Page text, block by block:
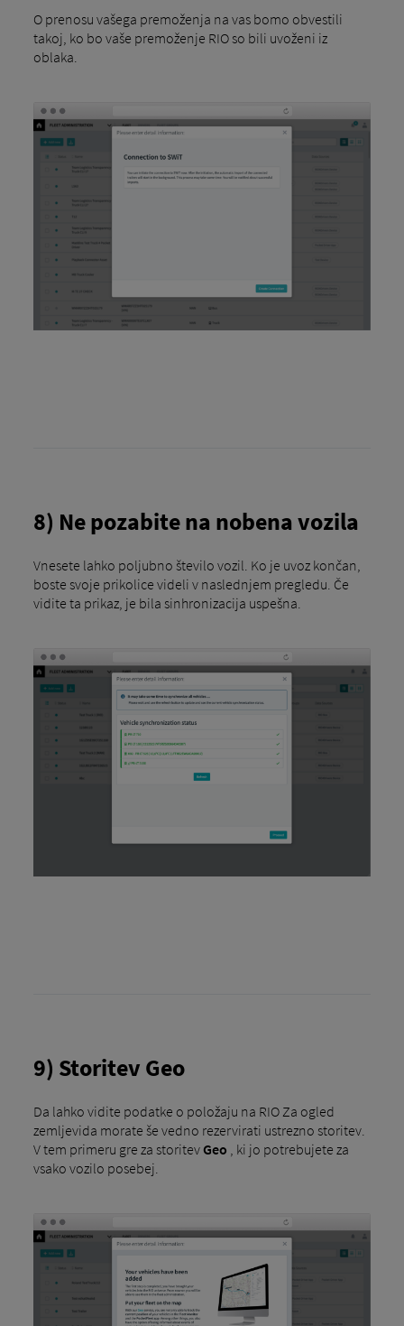
O prenosu vašega premoženja na vas bomo obvestili
takoj, ko bo vaše premoženje RIO so bili uvoženi iz
oblaka.
8) Ne pozabite na nobena vozila
Vnesete lahko poljubno število vozil. Ko je uvoz končan,
boste svoje prikolice videli v naslednjem pregledu. Če
vidite ta prikaz, je bila sinhronizacija uspešna.
9) Storitev Geo
Da lahko vidite podatke o položaju na RIO Za ogled
zemljevida morate še vedno rezervirati ustrezno storitev.
V tem primeru gre za storitev Geo , ki jo potrebujete za
vsako vozilo posebej.